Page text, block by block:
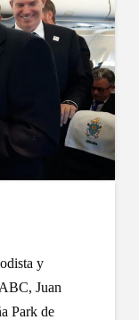
y
Juan
Park de